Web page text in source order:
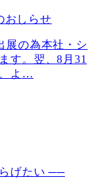
おしらせ
展の為本社・シ
す。翌、8月31
よ …
げたい ──